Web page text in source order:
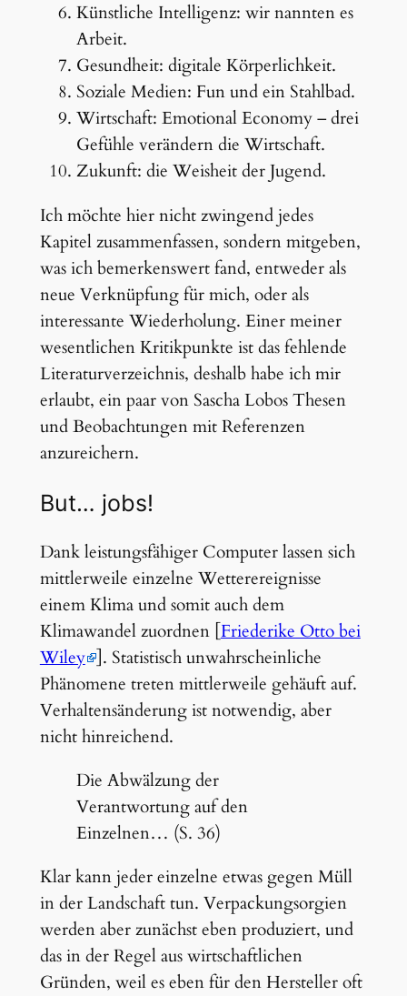
Künstliche Intelligenz: wir nannten es
Arbeit.
Gesundheit: digitale Körperlichkeit.
Soziale Medien: Fun und ein Stahlbad.
Wirtschaft: Emotional Economy – drei
Gefühle verändern die Wirtschaft.
Zukunft: die Weisheit der Jugend.
Ich möchte hier nicht zwingend jedes
Kapitel zusammenfassen, sondern mitgeben,
was ich bemerkenswert fand, entweder als
neue Verknüpfung für mich, oder als
interessante Wiederholung. Einer meiner
wesentlichen Kritikpunkte ist das fehlende
Literaturverzeichnis, deshalb habe ich mir
erlaubt, ein paar von Sascha Lobos Thesen
und Beobachtungen mit Referenzen
anzureichern.
But… jobs!
Dank leistungsfähiger Computer lassen sich
mittlerweile einzelne Wetterereignisse
einem Klima und somit auch dem
Klimawandel zuordnen [Friederike Otto bei
Wiley ]. Statistisch unwahrscheinliche
Phänomene treten mittlerweile gehäuft auf.
Verhaltensänderung ist notwendig, aber
nicht hinreichend.
Die Abwälzung der
Verantwortung auf den
Einzelnen… (S. 36)
Klar kann jeder einzelne etwas gegen Müll
in der Landschaft tun. Verpackungsorgien
werden aber zunächst eben produziert, und
das in der Regel aus wirtschaftlichen
Gründen, weil es eben für den Hersteller oft